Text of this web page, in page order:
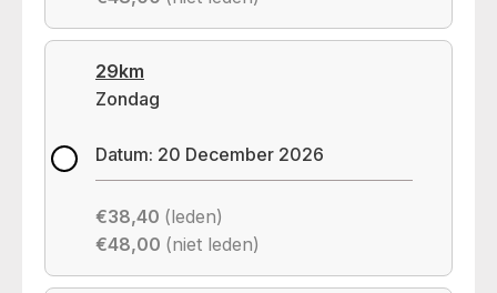
29km
Zondag
Datum: 20 December 2026
€38,40 (leden)
€48,00 (niet leden)